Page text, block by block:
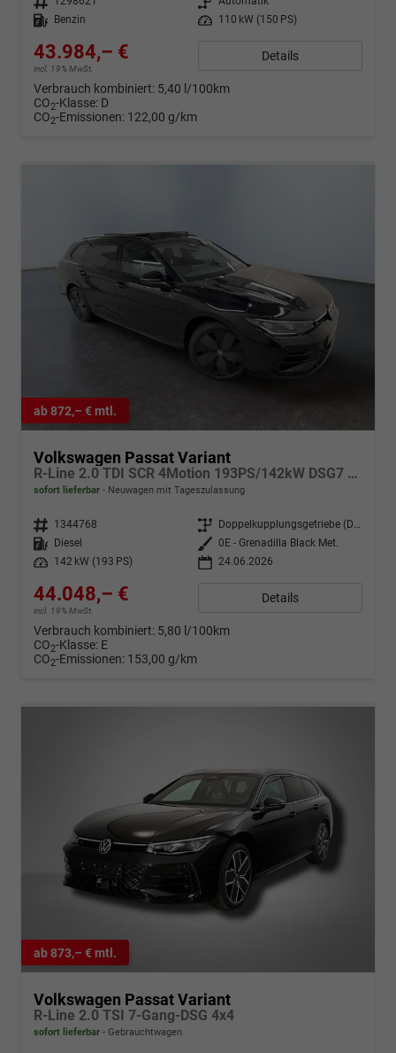
Kraftstoff
Benzin Leistung 110 kW (150 PS)
43.984,– €
incl. 19% MwSt.
Details
Verbrauch kombiniert: 5,40 l/100km
CO2-Klasse: D
CO2-Emissionen: 122,00 g/km
ab 872,– € mtl.
Volkswagen Passat Variant
R-Line 2.0 TDI SCR 4Motion 193PS/142kW DSG7 2026 | +AHK +PANO +Black Style +19" Schwarz LM +NAVI +RFK +TravelAssist
sofort lieferbar Neuwagen mit Tageszulassung
Fahrzeugnr. 1344768 Getriebe
Doppelkupplungsgetriebe (DSG)
Kraftstoff
Diesel Außenfarbe 0E - Grenadilla Black Met.
Leistung
142 kW (193 PS) 24.06.2026
44.048,– €
incl. 19% MwSt.
Details
Verbrauch kombiniert: 5,80 l/100km
CO2-Klasse: E
CO2-Emissionen: 153,00 g/km
ab 873,– € mtl.
Volkswagen Passat Variant
R-Line 2.0 TSI 7-Gang-DSG 4x4
sofort lieferbar Gebrauchtwagen